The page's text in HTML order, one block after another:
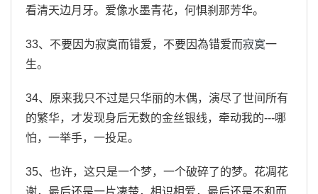
看清天边月牙。爱像水墨青花，何惧刹那芳华。
33、不要因为寂寞而错爱，不要因為错爱而寂寞一
生。
34、原来我只不过是只华丽的木偶，演尽了世间所有
的繁华，才发现身后无数的金丝银线，牵动我的---哪
怕，一举手，一投足。
35、也许，这只是一个梦，一个破碎了的梦。花凋花
谢，最后还是一片凄楚，相识相爱，最后还是不和而